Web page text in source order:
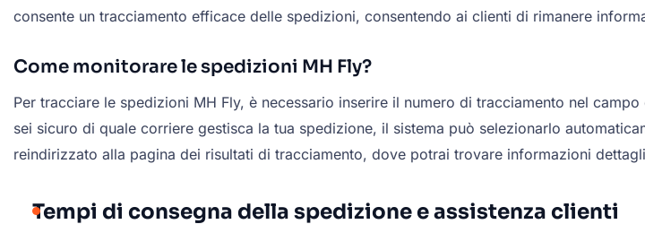
consente un tracciamento efficace delle spedizioni, consentendo ai clienti di rimanere
Come monitorare le spedizioni MH Fly?
Per tracciare le spedizioni MH Fly, è necessario inserire il numero di tracciamento nel
sei sicuro di quale corriere gestisca la tua spedizione, il sistema può selezionarlo
reindirizzato alla pagina dei risultati di tracciamento, dove potrai trovare informazioni
Tempi di consegna della spedizione e assistenza clienti